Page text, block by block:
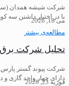
شرکت شیشه همدان
با در اختیار داشتن سه کوره
مطالعه‌ی بیشتر
می 18, 2026
تحلیل شرکت برق
شرکت پیوند گستر پارس
دارای چهار واحد گازی و دو
فوریه 23, 2026